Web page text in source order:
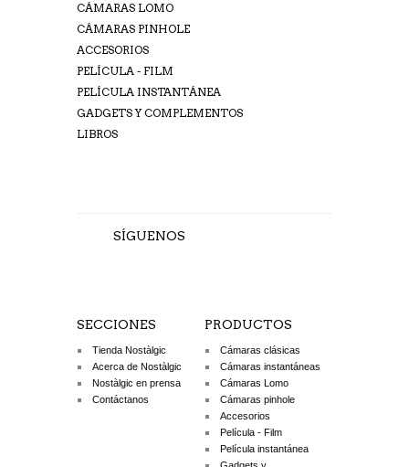
CÁMARAS LOMO
CÁMARAS PINHOLE
ACCESORIOS
PELÍCULA - FILM
PELÍCULA INSTANTÁNEA
GADGETS Y COMPLEMENTOS
LIBROS
SÍGUENOS
SECCIONES
Tienda Nostàlgic
Acerca de Nostàlgic
Nostàlgic en prensa
Contáctanos
PRODUCTOS
Cámaras clásicas
Cámaras instantáneas
Cámaras Lomo
Cámaras pinhole
Accesorios
Película - Film
Película instantánea